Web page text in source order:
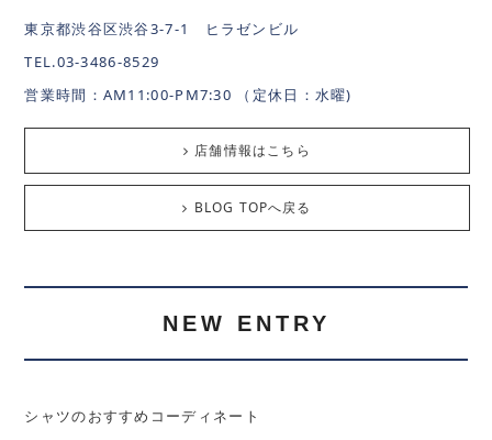
東京都渋谷区渋谷3-7-1 ヒラゼンビル
TEL.03-3486-8529
営業時間：AM11:00-PM7:30 （定休日：水曜)
店舗情報はこちら
BLOG TOPへ戻る
NEW ENTRY
シャツのおすすめコーディネート